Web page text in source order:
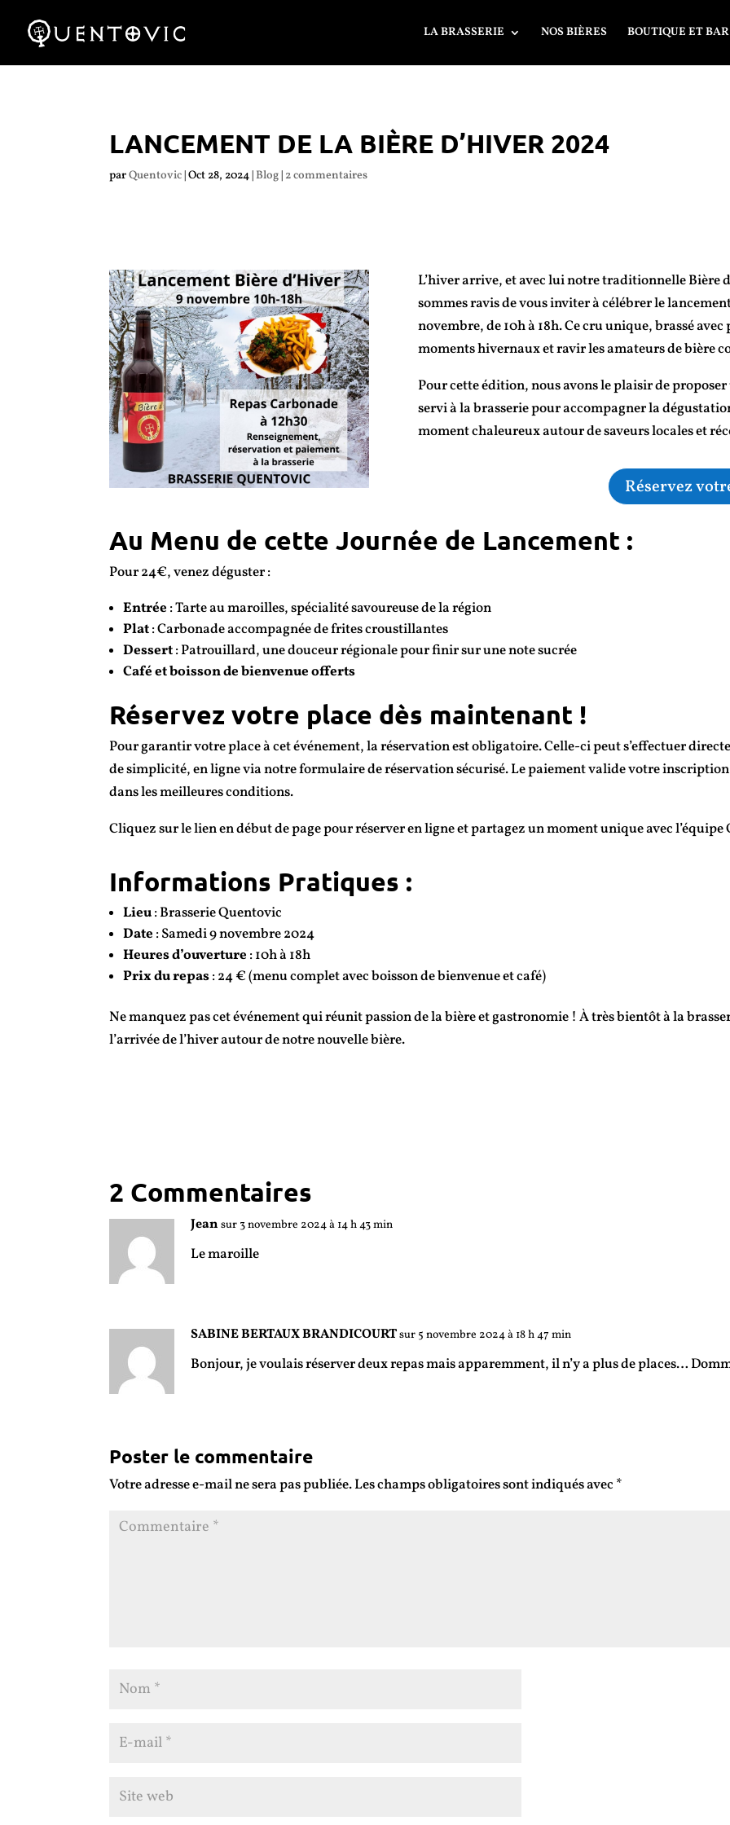
LA BRASSERIE NOS BIÈRES BOUTIQUE ET BAR
LANCEMENT DE LA BIÈRE D’HIVER 2024
parQuentovic|Oct 28, 2024|Blog| 2 commentaires
L’hiver arrive, et avec lui notre traditionnelle Bière
sommes ravis de vous inviter à célébrer le
novembre, de 10h à 18h. Ce cru unique, brassé
moments hivernaux et ravir les amateurs de bière
Pour cette édition, nous avons le plaisir de
servi à la brasserie pour accompagner la
moment chaleureux autour de saveurs locales et
Réservez
Au Menu de cette Journée de Lancement :
Pour 24€, venez déguster :
Entrée : Tarte au maroilles, spécialité savoureuse de la région
Plat: Carbonade accompagnée de frites croustillantes
Dessert: Patrouillard, une douceur régionale pour finir sur une note sucrée
Café et boisson de bienvenue offerts
Réservez votre place dès maintenant !
Pour garantir votre place à cet événement, la réservation est obligatoire. Celle-ci peut s’effectuer
de simplicité, en ligne via notre formulaire de réservation sécurisé. Le paiement valide votre
dans les meilleures conditions.
Cliquez sur le lien en début de page pour réserver en ligne et partagez un moment unique avec l’équipe
Informations Pratiques :
Lieu: Brasserie Quentovic
Date : Samedi 9 novembre 2024
Heures d’ouverture : 10h à 18h
Prix du repas: 24 € (menu complet avec boisson de bienvenue et café)
Ne manquez pas cet événement qui réunit passion de la bière et gastronomie ! À très bientôt à la
l’arrivée de l’hiver autour de notre nouvelle bière.
2 Commentaires
Jean sur 3 novembre 2024 à 14 h 43 min
Le maroille
SABINE BERTAUX BRANDICOURTsur 5 novembre 2024 à 18 h 47 min
Bonjour, je voulais réserver deux repas mais apparemment, il n’y a plus de places…
Poster le commentaire
Votre adresse e-mail ne sera pas publiée.Les champs obligatoires sont indiqués avec *